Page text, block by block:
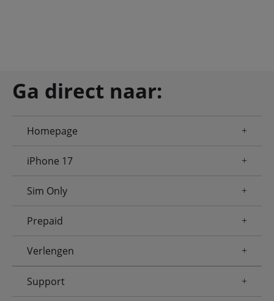
Ga direct naar:
Homepage
iPhone 17
Sim Only
Prepaid
Verlengen
Support